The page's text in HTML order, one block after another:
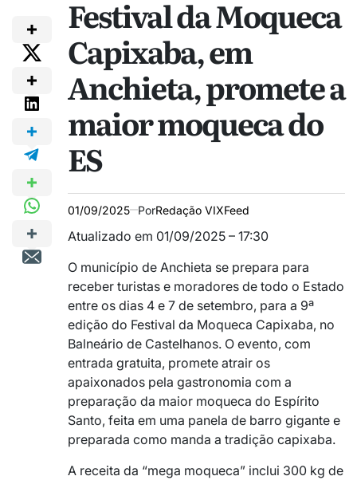
Festival da Moqueca
Capixaba, em
Anchieta, promete a
maior moqueca do
ES
01/09/2025 PorRedação VIXFeed
Atualizado em 01/09/2025 – 17:30
O município de Anchieta se prepara para
receber turistas e moradores de todo o Estado
entre os dias 4 e 7 de setembro, para a 9ª
edição do Festival da Moqueca Capixaba, no
Balneário de Castelhanos. O evento, com
entrada gratuita, promete atrair os
apaixonados pela gastronomia com a
preparação da maior moqueca do Espírito
Santo, feita em uma panela de barro gigante e
preparada como manda a tradição capixaba.
A receita da “mega moqueca” inclui 300 kg de